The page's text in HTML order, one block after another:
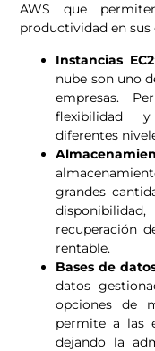
AWS que
productividad en sus
Instancias EC2
nube son uno
empresas.
flexibilidad
diferentes
grandes
recuperación
rentable.
Bases de
datos
opciones de
permite a las
dejando la